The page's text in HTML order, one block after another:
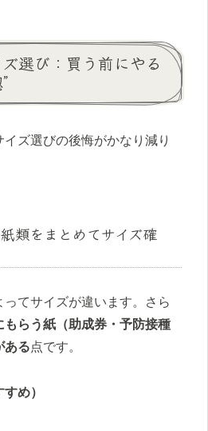
選び：買う前にやる
ズ選びの後悔がかなり減り
類をまとめてサイズ確
てサイズが違います。さら
もらう紙（助成券・予防接種
ある点です。
め）